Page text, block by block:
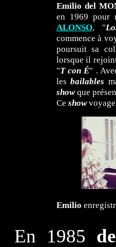
Emilio del
en 1969 pour
ALONSO, "
commence à
poursuit sa
lorsque il
"T con É" .
lesbailables
showque
Ce showvoyage
Emilio
En 1985